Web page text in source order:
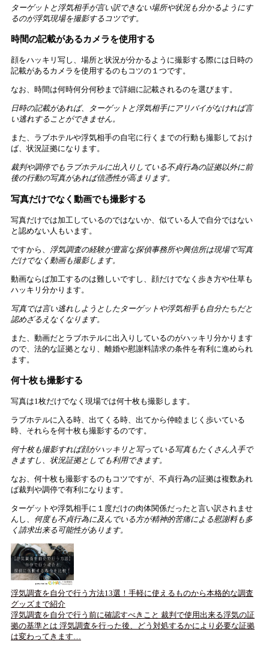
ターゲットと浮気相手が言い訳できない場所や状況も分かるようにす
るのが浮気現場を撮影するコツです。
時間の記載があるカメラを使用する
顔をハッキリ写し、場所と状況が分かるように撮影する際には日時の
記載があるカメラを使用するのもコツの１つです。
なお、時間は何時何分何秒まで詳細に記載されるのを選びます。
日時の記載があれば、ターゲットと浮気相手にアリバイがなければ言
い逃れすることができません。
また、ラブホテルや浮気相手の自宅に行くまでの行動も撮影しておけ
ば、状況証拠になります。
裁判や調停でもラブホテルに出入りしている不貞行為の証拠以外に前
後の行動の写真があれば信憑性が高まります。
写真だけでなく動画でも撮影する
写真だけでは加工しているのではないか、似ている人で自分ではない
と認めない人もいます。
ですから、
浮気調査の経験が豊富な探偵事務所や興信所は現場で写真
だけでなく動画も撮影します。
動画ならば加工するのは難しいですし、顔だけでなく歩き方や仕草も
ハッキリ分かります。
写真では言い逃れしようとしたターゲットや浮気相手も自分たちだと
認めざるえなくなります。
また、動画だとラブホテルに出入りしているのがハッキリ分かります
ので、法的な証拠となり、離婚や慰謝料請求の条件を有利に進められ
ます。
何十枚も撮影する
写真は1枚だけでなく現場では何十枚も撮影します。
ラブホテルに入る時、出てくる時、出てから仲睦まじく歩いている
時、それらを何十枚も撮影するのです。
何十枚も撮影すれば顔がハッキリと写っている写真もたくさん入手で
きますし、状況証拠としても利用できます。
なお、何十枚も撮影するのもコツですが、不貞行為の証拠は複数あれ
ば裁判や調停で有利になります。
ターゲットや浮気相手に１度だけの肉体関係だったと言い訳されませ
んし 、何度も不貞行為に及んでいる方が精神的苦痛による慰謝料も多
く請求出来る可能性があります。
浮気調査を自分で行う方法13選！手軽に使えるものから本格的な調査
グッズまで紹介
浮気調査を自分で行う前に確認すべきこと 裁判で使用出来る浮気の証
拠の基準とは 浮気調査を行った後、どう対処するかにより必要な証拠
は変わってきます…